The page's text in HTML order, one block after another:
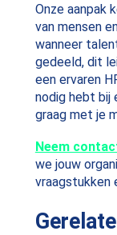
Onze aanpak
van mensen
wanneer
gedeeld, dit
een ervaren
nodig hebt bij
graag met je
Neem
we jouw
vraagstukken